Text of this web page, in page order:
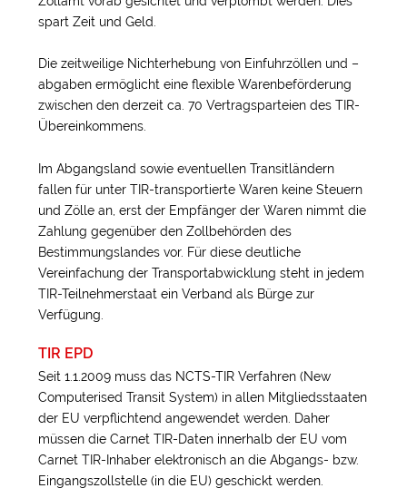
spart Zeit und Geld.
Die zeitweilige Nichterhebung von Einfuhrzöllen und –
abgaben ermöglicht eine flexible Warenbeförderung
zwischen den derzeit ca. 70 Vertragsparteien des TIR-
Übereinkommens.
Im Abgangsland sowie eventuellen Transitländern
fallen für unter TIR-transportierte Waren keine Steuern
und Zölle an, erst der Empfänger der Waren nimmt die
Zahlung gegenüber den Zollbehörden des
Bestimmungslandes vor. Für diese deutliche
Vereinfachung der Transportabwicklung steht in jedem
TIR-Teilnehmerstaat ein Verband als Bürge zur
Verfügung.
TIR EPD
Seit 1.1.2009 muss das NCTS-TIR Verfahren (New
Computerised Transit System) in allen Mitgliedsstaaten
der EU verpflichtend angewendet werden. Daher
müssen die Carnet TIR-Daten innerhalb der EU vom
Carnet TIR-Inhaber elektronisch an die Abgangs- bzw.
Eingangszollstelle (in die EU) geschickt werden.